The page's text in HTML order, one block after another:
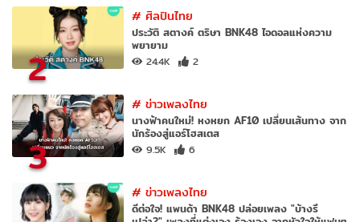
2
#ศิลปินไทย
ประวัติ สตางค์ ตริษา BNK48 ไอดอลแห่งความ
พยายาม
24.4K 2
3
#ข่าวเพลงไทย
นางฟ้าคนใหม่! หงหยก AF10 เปลี่ยนเส้นทาง จาก
นักร้องสู่แอร์โฮสเตส
9.5K 6
#ข่าวเพลงไทย
ดีต่อใจ! แพนด้า BNK48 ปล่อยเพลง "บ้างรึ